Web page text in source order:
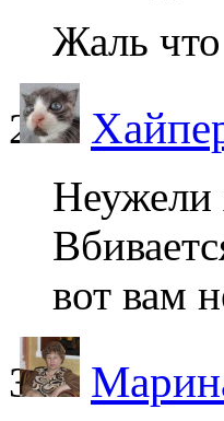
Жаль
Неужели
вот вам